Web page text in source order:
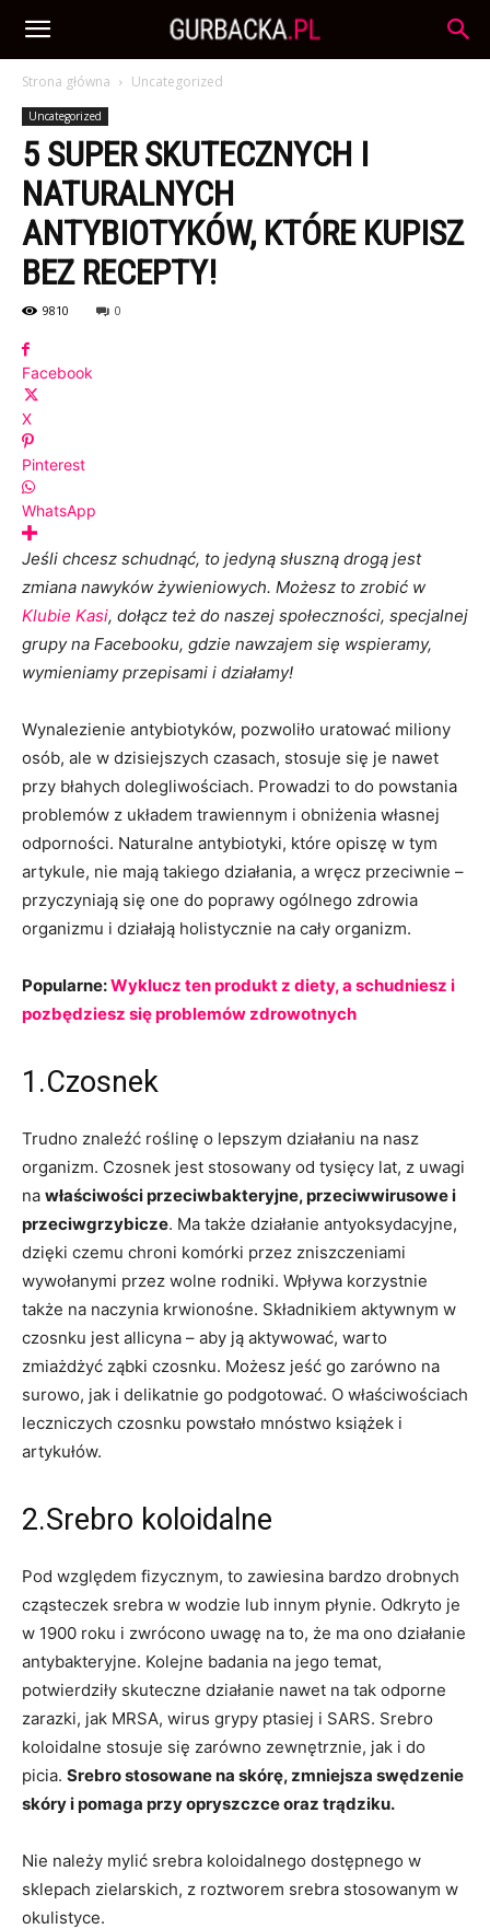
Strona główna Uncategorized
Uncategorized
5 SUPER SKUTECZNYCH I
NATURALNYCH
ANTYBIOTYKÓW, KTÓRE KUPISZ
BEZ RECEPTY!
9810 0
Facebook
X
Pinterest
WhatsApp
Jeśli chcesz schudnąć, to jedyną słuszną drogą jest
zmiana nawyków żywieniowych. Możesz to zrobić w
Klubie Kasi, dołącz też do naszej społeczności, specjalnej
grupy na Facebooku, gdzie nawzajem się wspieramy,
wymieniamy przepisami i działamy!
Wynalezienie antybiotyków, pozwoliło uratować miliony
osób, ale w dzisiejszych czasach, stosuje się je nawet
przy błahych dolegliwościach. Prowadzi to do powstania
problemów z układem trawiennym i obniżenia własnej
odporności. Naturalne antybiotyki, które opiszę w tym
artykule, nie mają takiego działania, a wręcz przeciwnie –
przyczyniają się one do poprawy ogólnego zdrowia
organizmu i działają holistycznie na cały organizm.
Popularne:Wyklucz ten produkt z diety, a schudniesz i
pozbędziesz się problemów zdrowotnych
1.Czosnek
Trudno znaleźć roślinę o lepszym działaniu na nasz
organizm. Czosnek jest stosowany od tysięcy lat, z uwagi
na właściwości przeciwbakteryjne, przeciwwirusowe i
przeciwgrzybicze. Ma także działanie antyoksydacyjne,
dzięki czemu chroni komórki przez zniszczeniami
wywołanymi przez wolne rodniki. Wpływa korzystnie
także na naczynia krwionośne. Składnikiem aktywnym w
czosnku jest allicyna – aby ją aktywować, warto
zmiażdżyć ząbki czosnku. Możesz jeść go zarówno na
surowo, jak i delikatnie go podgotować. O właściwościach
leczniczych czosnku powstało mnóstwo książek i
artykułów.
2.Srebro koloidalne
Pod względem fizycznym, to zawiesina bardzo drobnych
cząsteczek srebra w wodzie lub innym płynie. Odkryto je
w 1900 roku i zwrócono uwagę na to, że ma ono działanie
antybakteryjne. Kolejne badania na jego temat,
potwierdziły skuteczne działanie nawet na tak odporne
zarazki, jak MRSA, wirus grypy ptasiej i SARS. Srebro
koloidalne stosuje się zarówno zewnętrznie, jak i do
picia. Srebro stosowane na skórę, zmniejsza swędzenie
skóry i pomaga przy opryszczce oraz trądziku.
Nie należy mylić srebra koloidalnego dostępnego w
sklepach zielarskich, z roztworem srebra stosowanym w
okulistyce.